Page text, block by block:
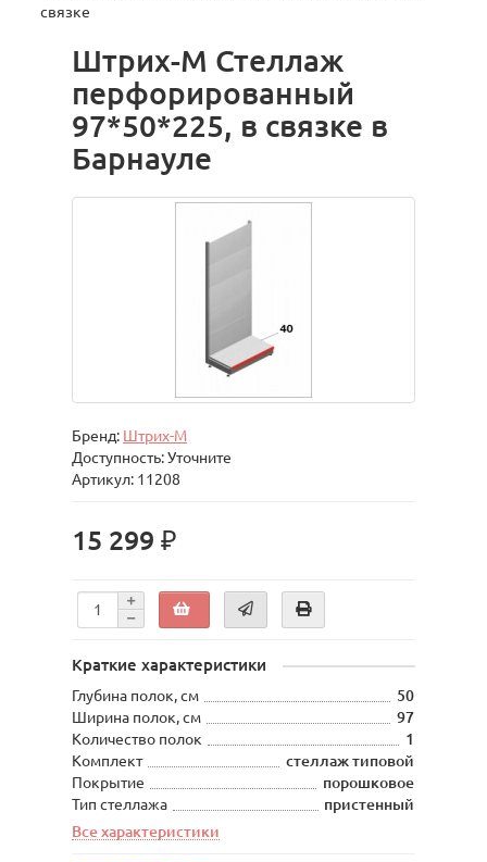
связке
Штрих-М Стеллаж
перфорированный
97*50*225, в связке в
Барнауле
Бренд: Штрих-М
Доступность: Уточните
Артикул: 11208
15 299 ₽
Краткие характеристики
Глубина полок, см
50
Ширина полок, см
97
Количество полок
1
Комплект
стеллаж типовой
Покрытие
порошковое
Тип стеллажа
пристенный
Все характеристики